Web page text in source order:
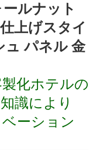
ルナット
上げスタイ
ュ パネル 金
化ホテルの
識により
ーション